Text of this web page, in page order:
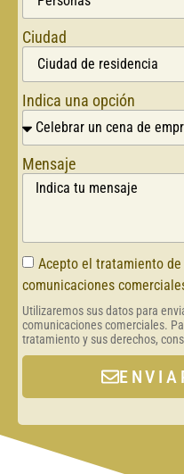
Ciudad
Indica una opción
Mensaje
Acepto el tratamiento
comunicaciones
Utilizaremos sus datos para
comunicaciones comerciales.
tratamiento y sus derechos,